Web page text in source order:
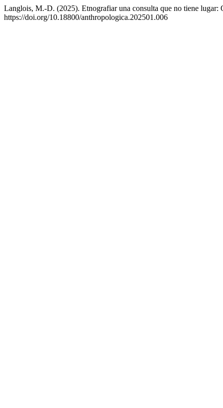
Langlois, M.-D. (2025). Etnografiar una consulta que no tiene lugar:
https://doi.org/10.18800/anthropologica.202501.006